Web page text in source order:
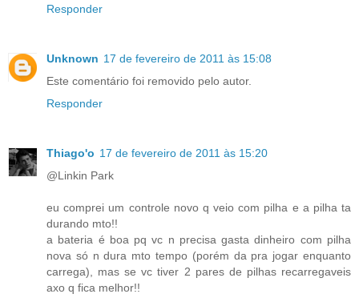
Responder
Unknown 17 de fevereiro de 2011 às 15:08
Este comentário foi removido pelo autor.
Responder
Thiago'o 17 de fevereiro de 2011 às 15:20
@Linkin Park
eu comprei um controle novo q veio com pilha e a pilha ta
durando mto!!
a bateria é boa pq vc n precisa gasta dinheiro com pilha
nova só n dura mto tempo (porém da pra jogar enquanto
carrega), mas se vc tiver 2 pares de pilhas recarregaveis
axo q fica melhor!!